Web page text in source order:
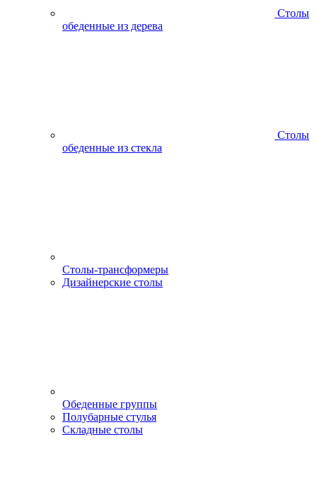
Столы
обеденные из дерева
Столы
обеденные из стекла
Столы-трансформеры
Дизайнерские столы
Обеденные группы
Полубарные стулья
Складные столы